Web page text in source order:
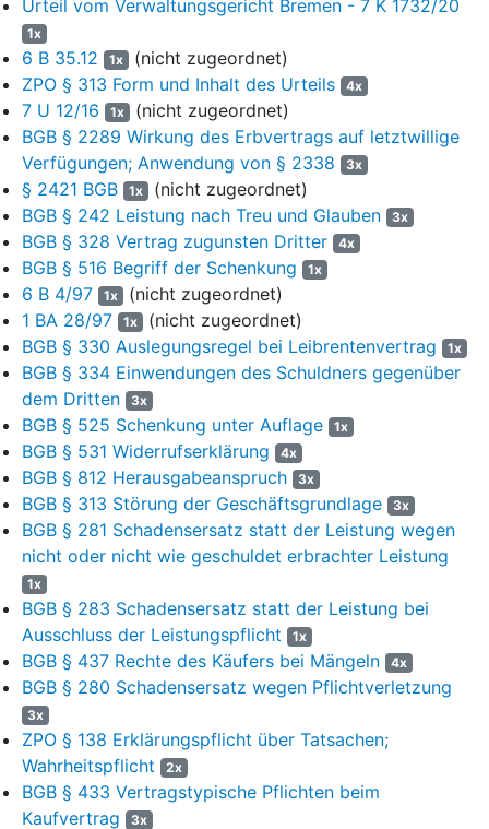
befangen, weil er zwei Klausuren korrigiert habe.
16
der oben genannten Klausuren ZR I, ZR II, ZR II, ZHG und
ÖR II jeweils bezüglich beider Votanten.
17 Der Kläger beantragt,
18
die Beklagte unter Aufhebung des Bescheides vom 16.
März 2020 in Gestalt des Widerspruchsbescheides vom
13. Juli 2021 zu verurteilen, folgende Aufsichtsarbeiten
des Klägers unter Beachtung der Rechtsauffassung des
Gerichts neu zu bewerten: ZR I, ZR II, ZR III, ÖR II und
ZHG.
19 Die Beklagte beantragt,
20 die Klage abzuweisen.
21
Sie hält die erweiterte Klage bezüglich der ZHG-Klausur für
unzulässig, da sich der Widerspruch hierauf nicht bezogen
habe und dementsprechend bezüglich dieser Klausur vor der
Klageerhebung kein Überdenkungsverfahren durchgeführt
worden sei.
22
Im Übrigen sei die Klage unbegründet. Zur Begründung
Bezug.
23
Die Beklagte vertritt die Auffassung, dass die zuletzt
erfolgten Prüferbestellungen konkludent die Verlängerung
für den genannten Zeitraum enthielten, sofern der Prüfer oder die
Prüferin im Bestellungszeitraum pensioniert werde. Die formlos
mögliche und zeitgleiche (Wieder-)bestellung sei im
ausdrücklichen Einverständnis mit den Vertragsländern bereits
mit deren letzter Bestellung während des aktiven Dienstes
erfolgt und darüber hinaus nachträglich von den Vertragsländern
Urteil vom Verwaltungsgericht Bremen - 7 K 1732/20
1x
6 B 35.12 1x (nicht zugeordnet)
ZPO § 313 Form und Inhalt des Urteils
4x
7 U 12/16 1x (nicht zugeordnet)
BGB § 2289 Wirkung des Erbvertrags auf letztwillige
Verfügungen; Anwendung von § 2338
3x
§ 2421 BGB 1x (nicht zugeordnet)
BGB § 242 Leistung nach Treu und Glauben
3x
BGB § 328 Vertrag zugunsten Dritter 4x
BGB § 516 Begriff der Schenkung 1x
6 B 4/97 1x (nicht zugeordnet)
1 BA 28/97
1x (nicht zugeordnet)
BGB § 330 Auslegungsregel bei Leibrentenvertrag
1x
BGB § 334 Einwendungen des Schuldners gegenüber
dem Dritten
3x
BGB § 525 Schenkung unter Auflage 1x
BGB § 531 Widerrufserklärung 4x
BGB § 812 Herausgabeanspruch 3x
BGB § 313 Störung der Geschäftsgrundlage 3x
BGB § 281 Schadensersatz statt der Leistung wegen
nicht oder nicht wie geschuldet erbrachter Leistung
1x
BGB § 283 Schadensersatz statt der Leistung bei
Ausschluss der Leistungspflicht
1x
BGB § 437 Rechte des Käufers bei Mängeln 4x
BGB § 280 Schadensersatz wegen Pflichtverletzung
3x
ZPO § 138 Erklärungspflicht über Tatsachen;
Wahrheitspflicht
2x
BGB § 433 Vertragstypische Pflichten beim
Kaufvertrag
3x